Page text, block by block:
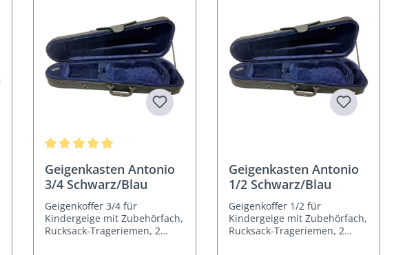
Geigenkasten Antonio
3/4 Schwarz/Blau
Geigenkoffer 3/4 für
Kindergeige mit Zubehörfach,
Rucksack-Trageriemen, 2
Geigenkasten Antonio
1/2 Schwarz/Blau
Geigenkoffer 1/2 für
Kindergeige mit Zubehörfach,
Rucksack-Trageriemen, 2